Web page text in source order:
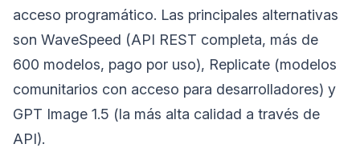
acceso programático. Las principales alternativas
son WaveSpeed (API REST completa, más de
600 modelos, pago por uso), Replicate (modelos
comunitarios con acceso para desarrolladores) y
GPT Image 1.5 (la más alta calidad a través de
API).